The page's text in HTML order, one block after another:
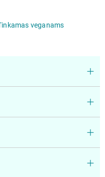
veganams